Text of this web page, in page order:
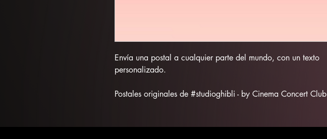
Envía una postal a cualquier parte del mundo, con un texto
personalizado.
Postales originales de #studioghibli - by Cinema Concert Club